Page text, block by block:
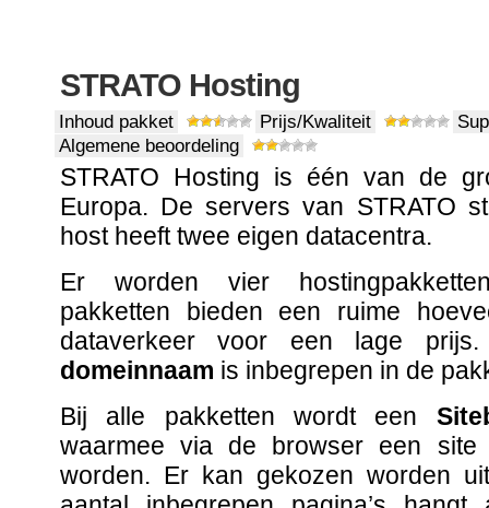
STRATO Hosting
Inhoud pakket Prijs/Kwaliteit
Algemene beoordeling
STRATO Hosting is één van de
Europa. De servers van STRATO
host heeft twee eigen datacentra.
Er worden vier
pakketten bieden een ruime
dataverkeer voor een lage
domeinnaam is inbegrepen in de
Bij alle pakketten wordt een
waarmee via de browser een
worden. Er kan gekozen worden